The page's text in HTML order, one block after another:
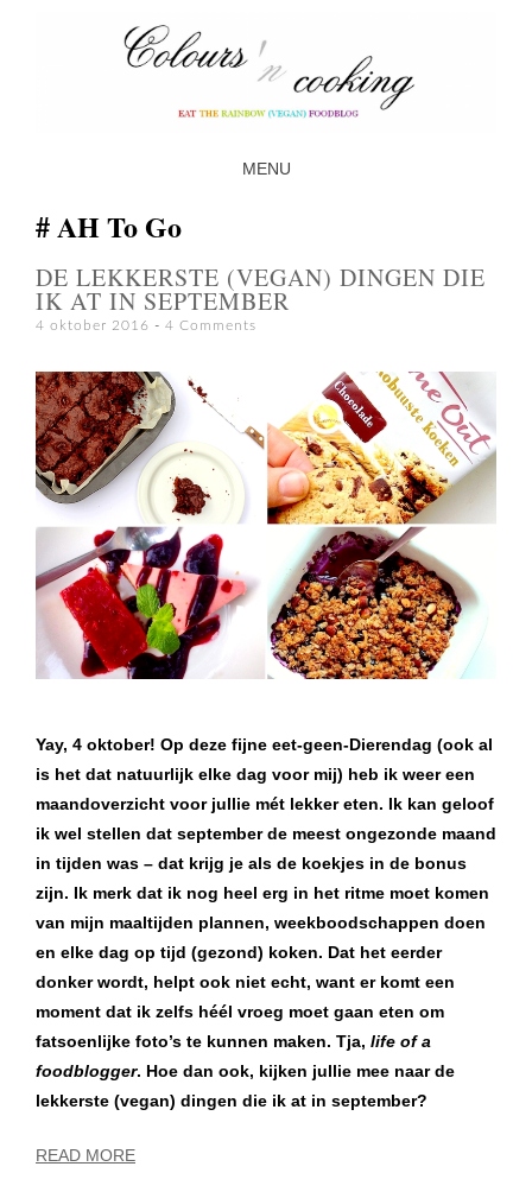
MENU
AH To Go
DE LEKKERSTE (VEGAN) DINGEN DIE
IK AT IN SEPTEMBER
4 oktober 2016 4 Comments
Yay, 4 oktober! Op deze fijne eet-geen-Dierendag (ook al
is het dat natuurlijk elke dag voor mij) heb ik weer een
maandoverzicht voor jullie mét lekker eten. Ik kan geloof
ik wel stellen dat september de meest ongezonde maand
in tijden was – dat krijg je als de koekjes in de bonus
zijn. Ik merk dat ik nog heel erg in het ritme moet komen
van mijn maaltijden plannen, weekboodschappen doen
en elke dag op tijd (gezond) koken. Dat het eerder
donker wordt, helpt ook niet echt, want er komt een
moment dat ik zelfs héél vroeg moet gaan eten om
fatsoenlijke foto’s te kunnen maken. Tja, life of a
foodblogger. Hoe dan ook, kijken jullie mee naar de
lekkerste (vegan) dingen die ik at in september?
READ MORE